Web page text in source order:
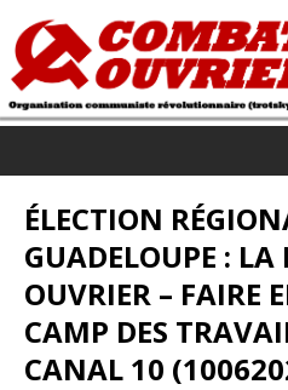
ÉLECTION
GUADELOUPE :
OUVRIER – FAIRE
CAMP DES
CANAL 10